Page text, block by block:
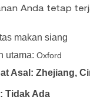
Anda tetap
makan siang
utama: Oxford
Asal: Zhejiang,
Tidak Ada